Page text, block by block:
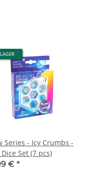
Series - Icy Crumbs -
Dice Set (7 pcs)
€ *